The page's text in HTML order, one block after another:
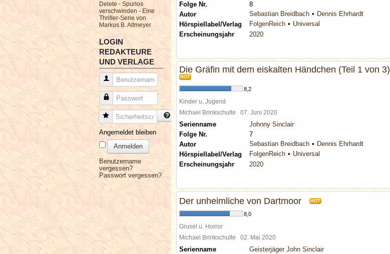
Delete - Spurlos
verschwinden - Eine
Thriller-Serie von
Markus B. Altmeyer
LOGIN
REDAKTEURE
UND VERLAGE
Benutzername
Passwort
Sicherheitscode
Angemeldet bleiben
Anmelden
Benutzername
vergessen?
Passwort vergessen?
Folge Nr.
8
Autor
Sebastian Breidbach
Dennis Ehrhardt
Hörspiellabel/Verlag
FolgenReich
Universal
Erscheinungsjahr
2020
Die Gräfin mit dem eiskalten Händchen (Teil 1 von 3)
HOT
8,2
Kinder u. Jugend
Michael Brinkschulte 07. Juni 2020
Serienname
Johnny Sinclair
Folge Nr.
7
Autor
Sebastian Breidbach
Dennis Ehrhardt
Hörspiellabel/Verlag
FolgenReich
Universal
Erscheinungsjahr
2020
Der unheimliche von Dartmoor HOT
8,0
Grusel u. Horror
Michael Brinkschulte 02. Mai 2020
Serienname
Geisterjäger John Sinclair